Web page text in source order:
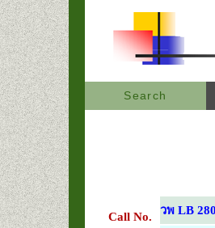
Search
Call No. วพ LB